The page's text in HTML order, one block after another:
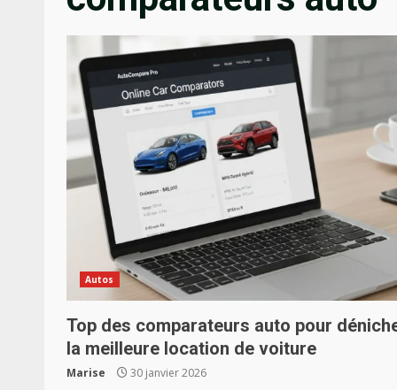
Autos
Top des comparateurs auto pour
la meilleure location de voiture
Marise 30 janvier 2026